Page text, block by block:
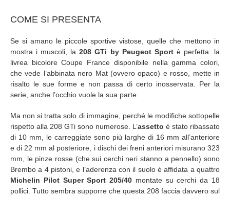
COME SI PRESENTA
Se si amano le piccole sportive vistose, quelle che mettono in
mostra i muscoli, la208 GTi by Peugeot Sportè perfetta: la
livrea bicolore Coupe France disponibile nella gamma colori,
che vede l’abbinata nero Mat (ovvero opaco) e rosso, mette in
risalto le sue forme e non passa di certo inosservata. Per la
serie, anche l’occhio vuole la sua parte.
Ma non si tratta solo di immagine, perché le modifiche sottopelle
rispetto alla 208 GTi sono numerose. L’assetto è stato ribassato
di 10 mm, le carreggiate sono più larghe di 16 mm all’anteriore
e di 22 mm al posteriore, i dischi dei freni anteriori misurano 323
mm, le pinze rosse (che sui cerchi neri stanno a pennello) sono
Brembo a 4 pistoni, e l’aderenza con il suolo è affidata a quattro
Michelin Pilot Super Sport 205/40 montate su cerchi da 18
pollici. Tutto sembra supporre che questa 208 faccia davvero sul